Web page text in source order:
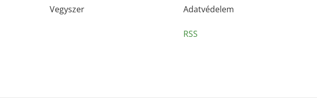
Vegyszer
Adatvédelem
RSS